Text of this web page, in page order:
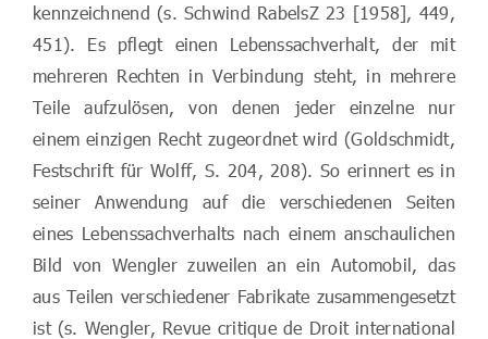
kennzeichnend (s. Schwind RabelsZ 23 [1958], 449,
451). Es pflegt einen Lebenssachverhalt, der mit
mehreren Rechten in Verbindung steht, in mehrere
Teile aufzulösen, von denen jeder einzelne nur
einem einzigen Recht zugeordnet wird (Goldschmidt,
Festschrift für Wolff, S. 204, 208). So erinnert es in
seiner Anwendung auf die verschiedenen Seiten
eines Lebenssachverhalts nach einem anschaulichen
Bild von Wengler zuweilen an ein Automobil, das
aus Teilen verschiedener Fabrikate zusammengesetzt
ist (s. Wengler, Revue critique de Droit international